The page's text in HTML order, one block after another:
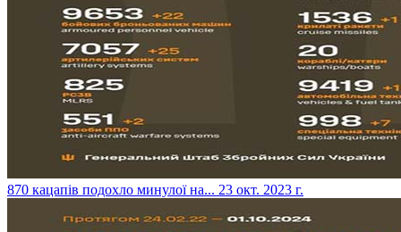
​870 кацапів подохло минулої на... 23 окт. 2023 г.